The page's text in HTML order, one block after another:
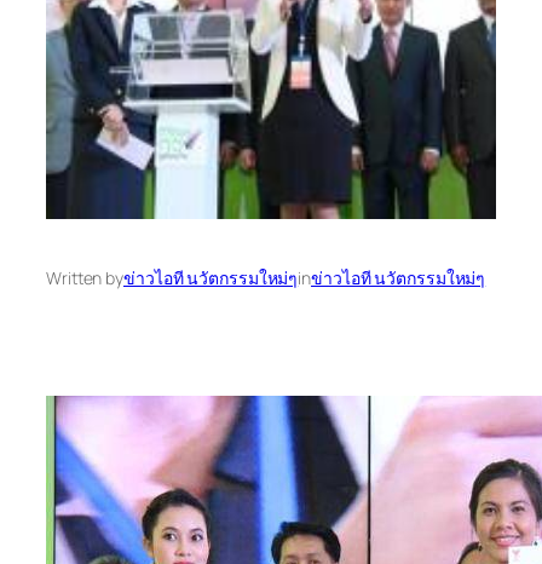
Written byข่าวไอที นวัตกรรมใหม่ๆinข่าวไอที นวัตกรรมใหม่ๆ